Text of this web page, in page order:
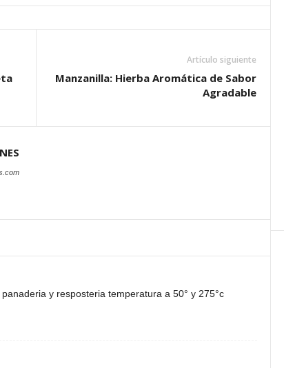
Artículo siguiente
Manzanilla: Hierba Aromática de Sabor
Agradable
y resposteria temperatura a 50° y 275°c